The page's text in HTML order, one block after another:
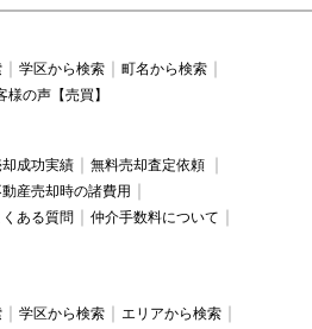
学区から検索
町名から検索
様の声【売買】
成功実績
無料売却査定依頼
産売却時の諸費用
くある質問
仲介手数料について
学区から検索
エリアから検索